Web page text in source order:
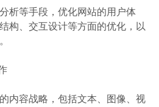
等手段，优化网站的用户体
构、交互设计等方面的优化，以
容战略，包括文本、图像、视